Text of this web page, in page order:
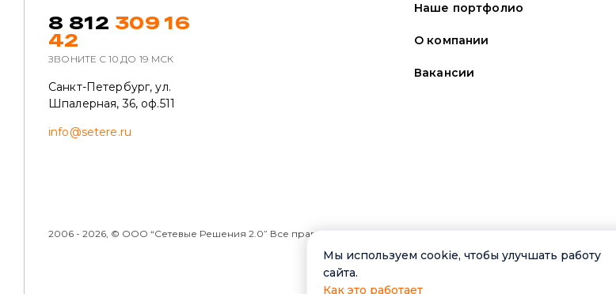
8 812 309 16
42
ЗВОНИТЕ C 10 ДО 19 МСК
Санкт-Петербург, ул.
Шпалерная, 36, оф.511
info@setere.ru
Наше портфолио
О компании
Вакансии
2006 - 2026, © ООО “Сетевые Решения 2.0” Все права защищены
Мы используем cookie, чтобы улучшать работу
сайта.
Как это работает